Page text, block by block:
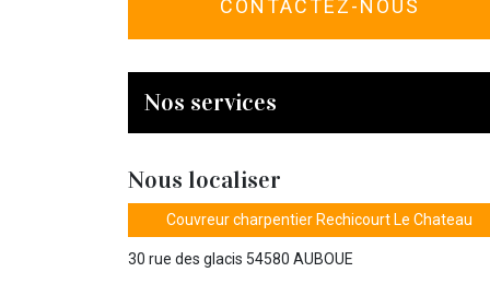
CONTACTEZ-NOUS
Nos services
Nous localiser
Couvreur charpentier Rechicourt Le Chateau
30 rue des glacis 54580 AUBOUE